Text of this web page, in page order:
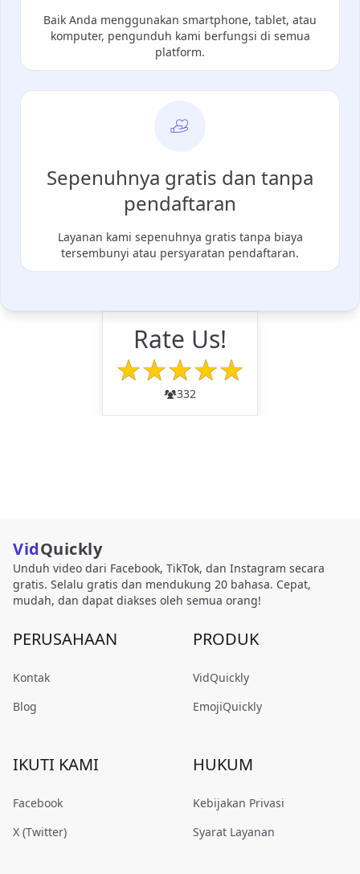
Baik Anda menggunakan smartphone, tablet, atau
komputer, pengunduh kami berfungsi di semua
platform.
Sepenuhnya gratis dan tanpa
pendaftaran
Layanan kami sepenuhnya gratis tanpa biaya
tersembunyi atau persyaratan pendaftaran.
Rate Us!
★
★
★
★
★
332
VidQuickly
Unduh video dari Facebook, TikTok, dan Instagram secara
gratis. Selalu gratis dan mendukung 20 bahasa. Cepat,
mudah, dan dapat diakses oleh semua orang!
PERUSAHAAN
Kontak
Blog
PRODUK
VidQuickly
EmojiQuickly
IKUTI KAMI
Facebook
X (Twitter)
HUKUM
Kebijakan Privasi
Syarat Layanan